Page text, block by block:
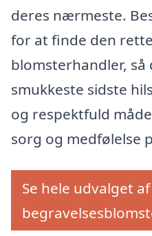
deres nærmeste.
for at finde den
blomsterhandler, så
smukkeste sidste
og respektfuld
sorg og medfølelse
Se hele udvalget af